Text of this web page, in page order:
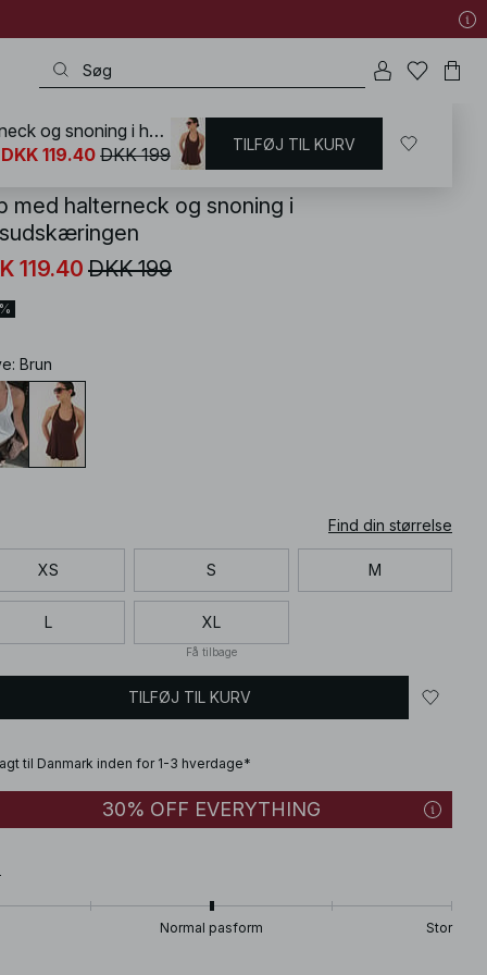
/ T-shirts og Toppe / Toppe med åben ryg
med halterneck og snoning i
119.40 DKK 199
: Brun
Find din størrelse
XS S M
L XL
Få tilbage
TILFØJ TIL KURV
til Danmark inden for 1-3 hverdage*
30% OFF EVERYTHING
Normal pasform Stor
Top med halterneck og snoning i halsudskæringen
DKK 119.40 DKK 199 TILFØJ TIL KURV